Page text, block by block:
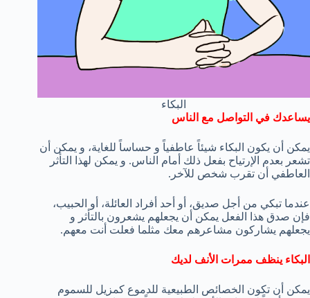
البكاء
يساعدك في التواصل مع الناس
يمكن أن يكون البكاء شيئاً عاطفياً و حساساً للغاية، و يمكن أن
تشعر بعدم الإرتياح بفعل ذلك أمام الناس. و يمكن لهذا التأثر
العاطفي أن تقرب شخص للآخر.
عندما تبكي من أجل صديق، أو أحد أفراد العائلة، أو الحبيب،
فإن صدق هذا الفعل يمكن أن يجعلهم يشعرون بالتأثر و
يجعلهم يشاركون مشاعرهم معك مثلما فعلت أنت معهم.
البكاء ينظف ممرات الأنف لديك
يمكن أن تكون الخصائص الطبيعية للدموع كمزيل للسموم